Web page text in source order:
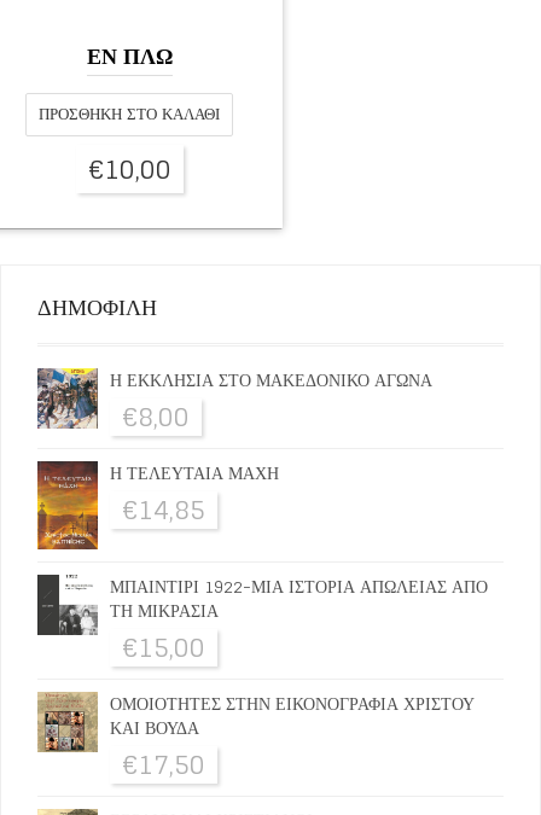
ΕΝ ΠΛΩ
ΠΡΟΣΘΉΚΗ ΣΤΟ ΚΑΛΆΘΙ
€10,00
ΔΗΜΟΦΙΛΗ
Η ΕΚΚΛΗΣΙΑ ΣΤΟ ΜΑΚΕΔΟΝΙΚΟ ΑΓΩΝΑ
€8,00
Η ΤΕΛΕΥΤΑΙΑ ΜΑΧΗ
€14,85
ΜΠΑΙΝΤΙΡΙ 1922-ΜΙΑ ΙΣΤΟΡΙΑ ΑΠΩΛΕΙΑΣ ΑΠΟ
ΤΗ ΜΙΚΡΑΣΙΑ
€15,00
ΟΜΟΙΟΤΗΤΕΣ ΣΤΗΝ ΕΙΚΟΝΟΓΡΑΦΙΑ ΧΡΙΣΤΟΥ
ΚΑΙ ΒΟΥΔΑ
€17,50